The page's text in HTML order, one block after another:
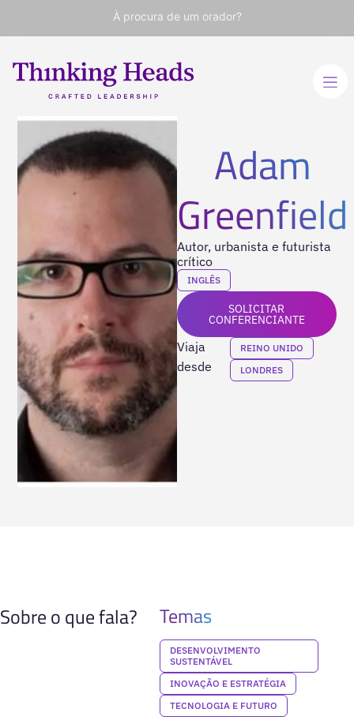
À procura de um orador?
Adam
Greenfield
Autor, urbanista e futurista
crítico
INGLÊS
SOLICITAR
CONFERENCIANTE
Viaja
desde
REINO UNIDO
LONDRES
Sobre o que fala? Temas
DESENVOLVIMENTO
SUSTENTÁVEL
INOVAÇÃO E ESTRATÉGIA
TECNOLOGIA E FUTURO